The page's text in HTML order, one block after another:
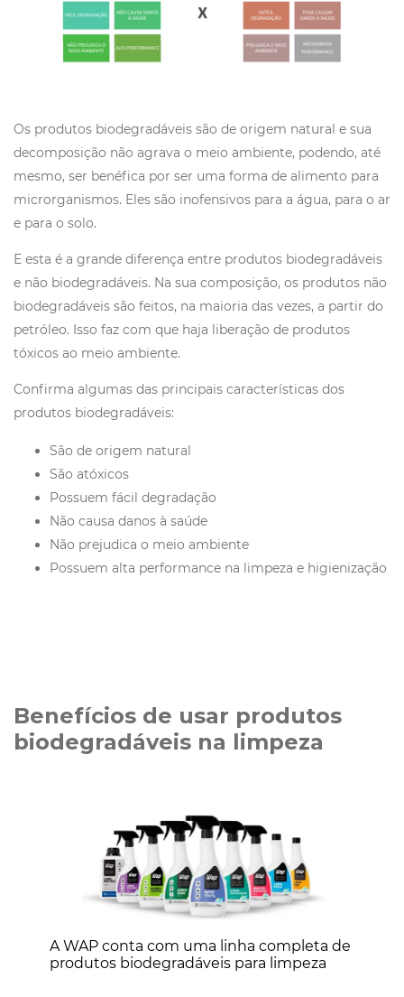
Os produtos biodegradáveis são de origem natural e sua
decomposição não agrava o meio ambiente, podendo, até
mesmo, ser benéfica por ser uma forma de alimento para
microrganismos. Eles são inofensivos para a água, para o ar
e para o solo.
E esta é a grande diferença entre produtos biodegradáveis
e não biodegradáveis. Na sua composição, os produtos não
biodegradáveis são feitos, na maioria das vezes, a partir do
petróleo. Isso faz com que haja liberação de produtos
tóxicos ao meio ambiente.
Confirma algumas das principais características dos
produtos biodegradáveis:
São de origem natural
São atóxicos
Possuem fácil degradação
Não causa danos à saúde
Não prejudica o meio ambiente
Possuem alta performance na limpeza e higienização
Benefícios de usar produtos
biodegradáveis na limpeza
A WAP conta com uma linha completa de
produtos biodegradáveis para limpeza